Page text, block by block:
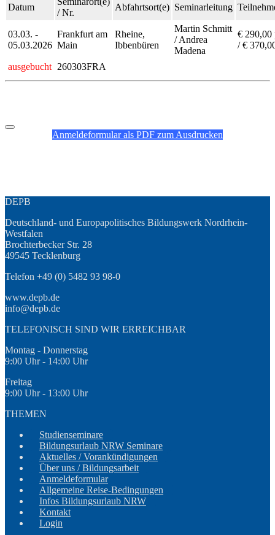
Datum
/ Nr.
Abfahrtsort(e) Seminarleitung
03.03. -
05.03.2026
Frankfurt am
Main
Rheine,
Ibbenbüren
Martin Schmitt
/ Andrea
Madena
€ 290,00
/ €
ausgebucht 260303FRA
Anmeldeformular als PDF zum Ausdrucken
DEPB
Deutschland- und Europapolitisches Bildungswerk Nordrhein-
Westfalen
Brochterbecker Str. 28
49545 Tecklenburg
Telefon +49 (0) 5482 93 98-0
www.depb.de
info@depb.de
TELEFONISCH SIND WIR ERREICHBAR
Montag - Donnerstag
9:00 Uhr - 14:00 Uhr
Freitag
9:00 Uhr - 13:00 Uhr
THEMEN
Studienseminare
Bildungsurlaub NRW Seminare
Aktuelles / Vorankündigungen
Über uns / Bildungsarbeit
Anmeldeformular
Allgemeine Reise-Bedingungen
Infos Bildungsurlaub NRW
Kontakt
Login